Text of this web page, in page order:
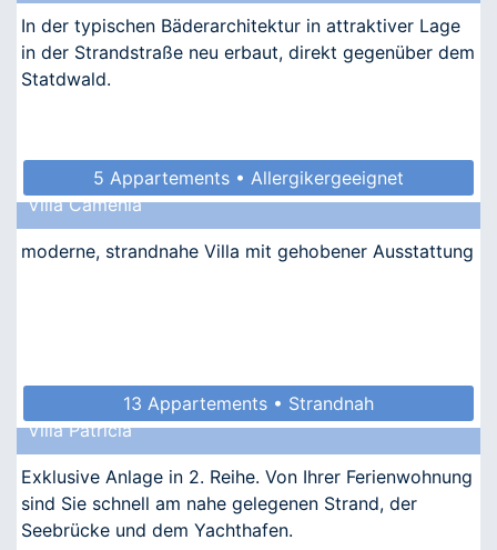
In der typischen Bäderarchitektur in attraktiver Lage
in der Strandstraße neu erbaut, direkt gegenüber dem
Statdwald.
5 Appartements • Allergikergeeignet
Villa Camenia
moderne, strandnahe Villa mit gehobener Ausstattung
13 Appartements • Strandnah
Villa Patricia
Exklusive Anlage in 2. Reihe. Von Ihrer Ferienwohnung
sind Sie schnell am nahe gelegenen Strand, der
Seebrücke und dem Yachthafen.